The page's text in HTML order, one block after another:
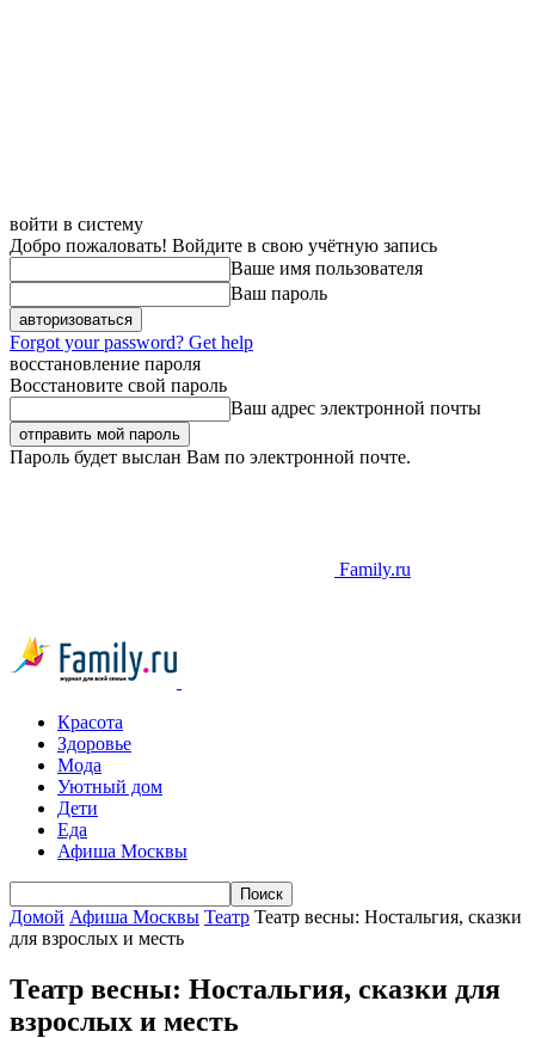
войти в систему
Добро пожаловать! Войдите в свою учётную запись
Ваше имя пользователя
Ваш пароль
Forgot your password? Get help
восстановление пароля
Восстановите свой пароль
Ваш адрес электронной почты
Пароль будет выслан Вам по электронной почте.
Family.ru
Красота
Здоровье
Мода
Уютный дом
Дети
Еда
Афиша Москвы
Домой Афиша Москвы Театр Театр весны: Ностальгия, сказки
для взрослых и месть
Театр весны: Ностальгия, сказки для
взрослых и месть